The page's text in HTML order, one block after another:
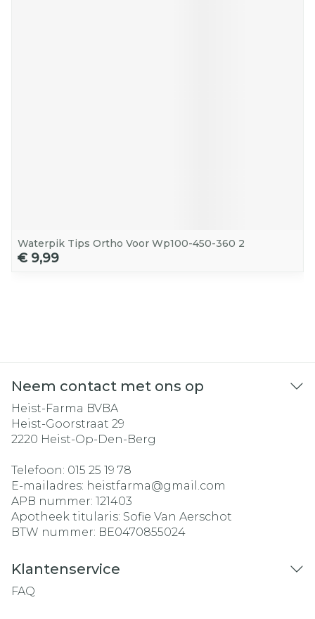
Waterpik Tips Ortho Voor Wp100-450-360 2
€ 9,99
Neem contact met ons op
Heist-Farma BVBA
Heist-Goorstraat 29
2220 Heist-Op-Den-Berg
Telefoon: 015 25 19 78
E-mailadres: heistfarma@gmail.com
APB nummer: 121403
Apotheek titularis: Sofie Van Aerschot
BTW nummer: BE0470855024
Klantenservice
FAQ